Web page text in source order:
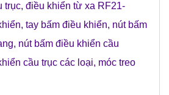
trục, điều khiển từ xa RF21-
, tay bấm điều khiển, nút bấm
, nút bấm điều khiển cầu
cầu trục các loại, móc treo